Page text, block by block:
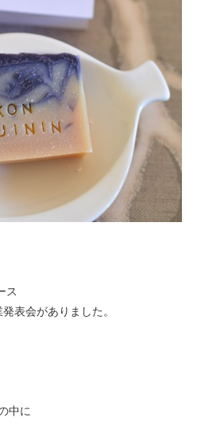
ス
発表会がありました。
中に